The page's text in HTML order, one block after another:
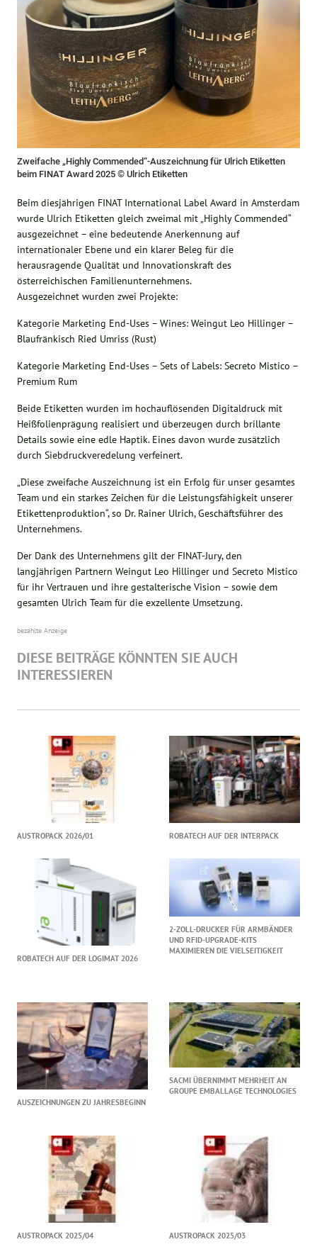
Zweifache „Highly Commended“-Auszeichnung für Ulrich Etiketten
beim FINAT Award 2025 © Ulrich Etiketten
Beim diesjährigen FINAT International Label Award in Amsterdam
wurde Ulrich Etiketten gleich zweimal mit „Highly Commended“
ausgezeichnet – eine bedeutende Anerkennung auf
internationaler Ebene und ein klarer Beleg für die
herausragende Qualität und Innovationskraft des
österreichischen Familienunternehmens.
Ausgezeichnet wurden zwei Projekte:
Kategorie Marketing End-Uses – Wines: Weingut Leo Hillinger –
Blaufränkisch Ried Umriss (Rust)
Kategorie Marketing End-Uses – Sets of Labels: Secreto Mistico –
Premium Rum
Beide Etiketten wurden im hochauflösenden Digitaldruck mit
Heißfolienprägung realisiert und überzeugen durch brillante
Details sowie eine edle Haptik. Eines davon wurde zusätzlich
durch Siebdruckveredelung verfeinert.
„Diese zweifache Auszeichnung ist ein Erfolg für unser gesamtes
Team und ein starkes Zeichen für die Leistungsfähigkeit unserer
Etikettenproduktion“, so Dr. Rainer Ulrich, Geschäftsführer des
Unternehmens.
Der Dank des Unternehmens gilt der FINAT-Jury, den
langjährigen Partnern Weingut Leo Hillinger und Secreto Mistico
für ihr Vertrauen und ihre gestalterische Vision – sowie dem
gesamten Ulrich Team für die exzellente Umsetzung.
bezahlte Anzeige
DIESE BEITRÄGE KÖNNTEN SIE AUCH
INTERESSIEREN
AUSTROPACK 2026/01 ROBATECH AUF DER INTERPACK
ROBATECH AUF DER LOGIMAT 2026
2-ZOLL-DRUCKER FÜR ARMBÄNDER
UND RFID-UPGRADE-KITS
MAXIMIEREN DIE VIELSEITIGKEIT
AUSZEICHNUNGEN ZU JAHRESBEGINN
SACMI ÜBERNIMMT MEHRHEIT AN
GROUPE EMBALLAGE TECHNOLOGIES
AUSTROPACK 2025/04 AUSTROPACK 2025/03